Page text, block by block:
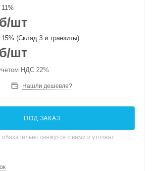
/шт
(Склад 3 и транзиты)
/шт
НДС 22%
Нашли дешевле?
ПОД ЗАКАЗ
свяжутся с вами и уточнят